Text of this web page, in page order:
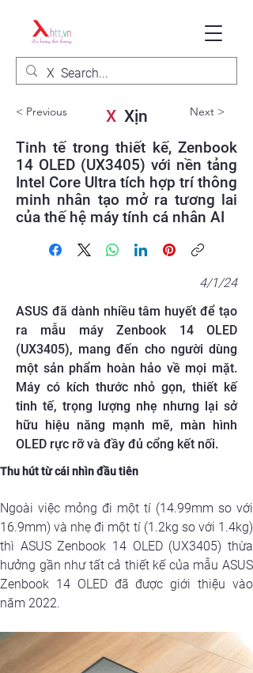
< Previous XXịn Next >
Tinh tế trong thiết kế, Zenbook
14 OLED (UX3405) với nền tảng
Intel Core Ultra tích hợp trí thông
minh nhân tạo mở ra tương lai
của thế hệ máy tính cá nhân AI
4/1/24
ASUS đã dành nhiều tâm huyết để tạo
ra mẫu máy Zenbook 14 OLED
(UX3405), mang đến cho người dùng
một sản phẩm hoàn hảo về mọi mặt.
Máy có kích thước nhỏ gọn, thiết kế
tinh tế, trọng lượng nhẹ nhưng lại sở
hữu hiệu năng mạnh mẽ, màn hình
OLED rực rỡ và đầy đủ cổng kết nối.
Thu hút từ cái nhìn đầu tiên
Ngoài việc mỏng đi một tí (14.99mm so với
16.9mm) và nhẹ đi một tí (1.2kg so với 1.4kg)
thì ASUS Zenbook 14 OLED (UX3405) thừa
hưởng gần như tất cả thiết kế của mẫu ASUS
Zenbook 14 OLED đã được giới thiệu vào
năm 2022.